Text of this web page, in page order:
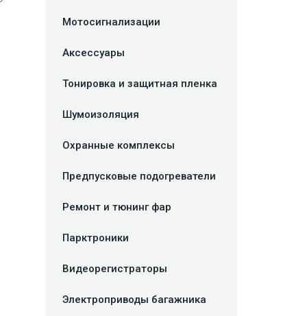
Мотосигнализации
Аксессуары
Тонировка и защитная пленка
Шумоизоляция
Охранные комплексы
Предпусковые подогреватели
Ремонт и тюнинг фар
Парктроники
Видеорегистраторы
Электроприводы багажника